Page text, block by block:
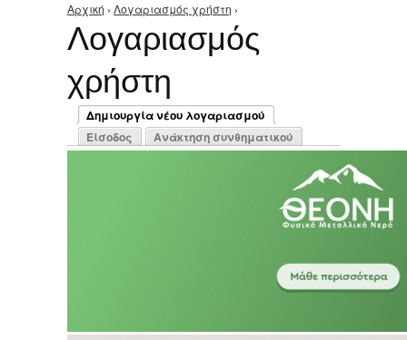
Είστε εδώ
Αρχική › Λογαριασμός χρήστη ›
Λογαριασμός
χρήστη
Πρωτεύουσες καρτέλες
Δημιουργία νέου λογαριασμού
(ενεργή καρτέλα)
Είσοδος Ανάκτηση συνθηματικού